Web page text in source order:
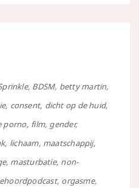
BDSM betty martin
consent dicht op de huid
porno film gender
lichaam maatschappij
masturbatie non-
orgasme